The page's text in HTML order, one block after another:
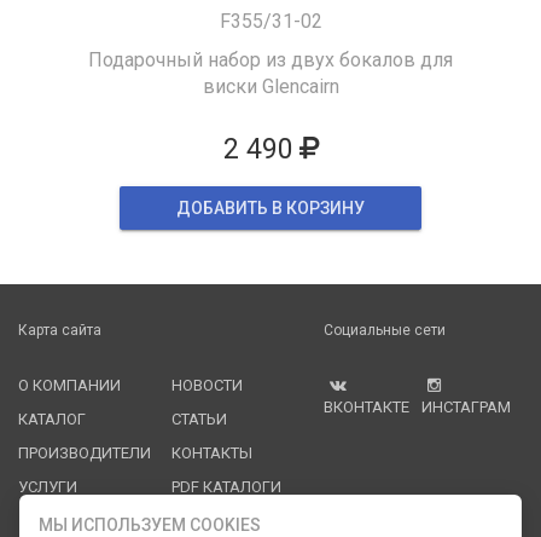
F355/31-02
Подарочный набор из двух бокалов для
виски Glencairn
2 490
ДОБАВИТЬ В КОРЗИНУ
Карта сайта
О КОМПАНИИ
КАТАЛОГ
ПРОИЗВОДИТЕЛИ
УСЛУГИ
НОВОСТИ
СТАТЬИ
КОНТАКТЫ
PDF КАТАЛОГИ
ОПЛАТА И
Социальные сети
ВКОНТАКТЕ ИНСТАГРАМ
МЫ ИСПОЛЬЗУЕМ COOKIES